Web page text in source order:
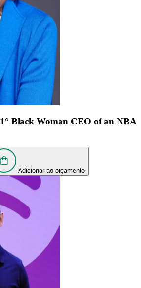
1° Black Woman CEO of an NBA
Adicionar ao orçamento